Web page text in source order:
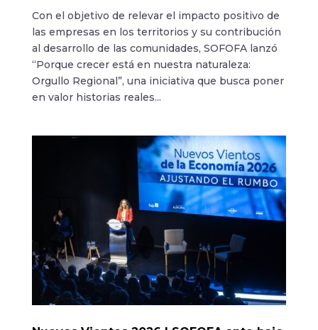
Con el objetivo de relevar el impacto positivo de
las empresas en los territorios y su contribución
al desarrollo de las comunidades, SOFOFA lanzó
“Porque crecer está en nuestra naturaleza:
Orgullo Regional”, una iniciativa que busca poner
en valor historias reales...